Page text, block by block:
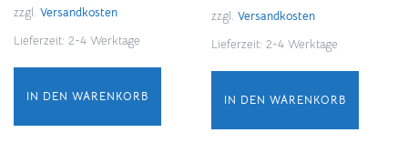
zzgl. Versandkosten
Lieferzeit: 2-4 Werktage
IN DEN WARENKORB
zzgl.Versandkosten
Lieferzeit:2-4 Werktage
IN DEN WARENKORB